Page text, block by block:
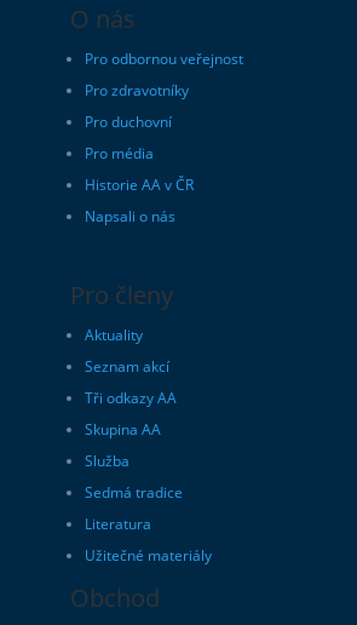
O nás
Pro odbornou veřejnost
Pro zdravotníky
Pro duchovní
Pro média
Historie AA v ČR
Napsali o nás
Pro členy
Aktuality
Seznam akcí
Tři odkazy AA
Skupina AA
Služba
Sedmá tradice
Literatura
Užitečné materiály
Obchod